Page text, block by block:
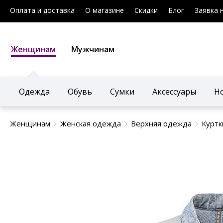
Оплата и доставка О магазине Скидки Блог Заявка
Женщинам
Одежда Обувь Сумки Аксессуары
Мужчинам
Женщинам Женская одежда Верхняя одежда